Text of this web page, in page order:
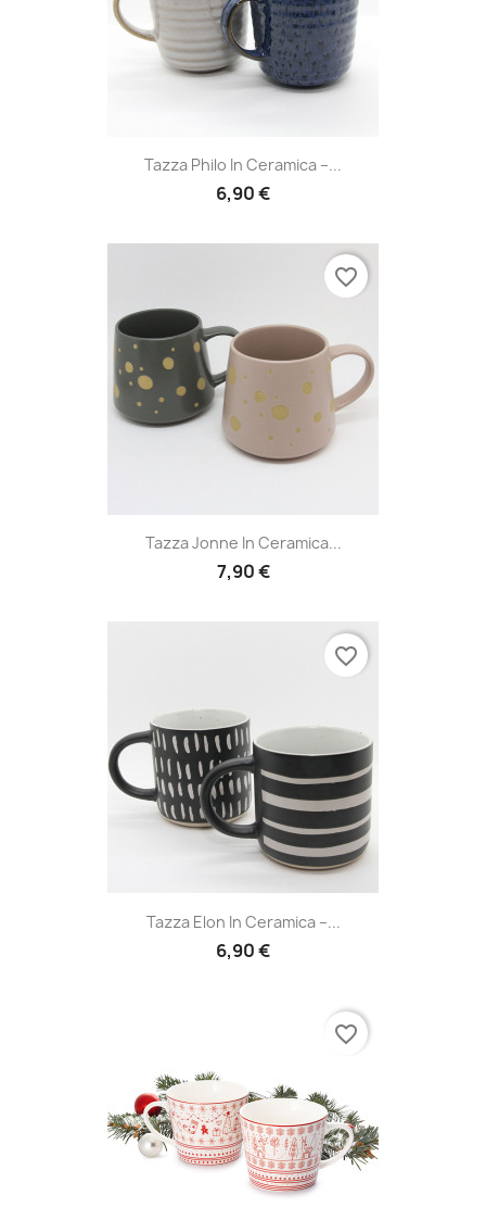
Tazza Philo In Ceramica –...
6,90 €
Tazza Jonne In Ceramica...
7,90 €
favorite_border
Tazza Elon In Ceramica –...
6,90 €
favorite_border
favorite_border